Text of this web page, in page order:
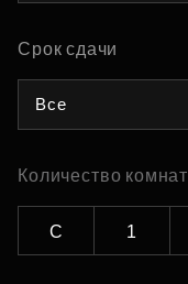
Срок сдачи
Все
Количество комнат
С 1